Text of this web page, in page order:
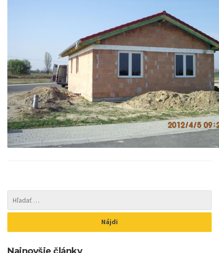
Najnovšie články